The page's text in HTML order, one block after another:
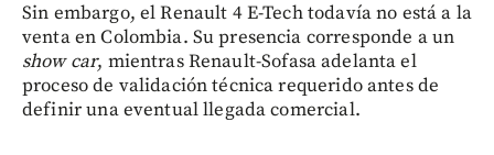
Sin embargo, el Renault 4 E-Tech todavía no está a la
venta en Colombia. Su presencia corresponde a un
show car, mientras Renault-Sofasa adelanta el
proceso de validación técnica requerido antes de
definir una eventual llegada comercial.